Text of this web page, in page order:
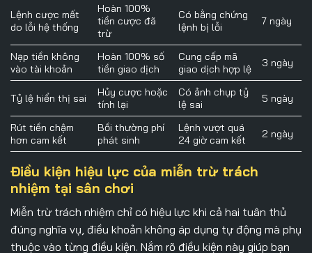
Lệnh cược mất
do lỗi hệ thống
Hoàn 100%
tiền cược đã
trừ
Có bằng chứng
lệnh bị lỗi
7 ngày
Nạp tiền không
vào tài khoản
Hoàn 100% số
tiền giao dịch
Cung cấp mã
giao dịch hợp lệ
3 ngày
Tỷ lệ hiển thị sai
Hủy cược hoặc
tính lại
Có ảnh chụp tỷ
lệ sai
5 ngày
Rút tiền chậm
hơn cam kết
Bồi thường phí
phát sinh
Lệnh vượt quá
24 giờ cam kết
2 ngày
Điều kiện hiệu lực của miễn trừ trách
nhiệm tại sân chơi
Miễn trừ trách nhiệm chỉ có hiệu lực khi cả hai tuân thủ
đúng nghĩa vụ, điều khoản không áp dụng tự động mà phụ
thuộc vào từng điều kiện. Nắm rõ điều kiện này giúp bạn